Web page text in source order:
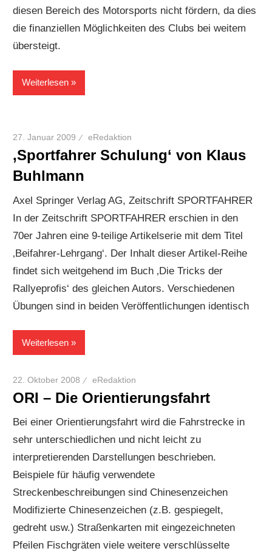
diesen Bereich des Motorsports nicht fördern, da dies
die finanziellen Möglichkeiten des Clubs bei weitem
übersteigt.
Weiterlesen
27. Januar 2009 eRedaktion
‚Sportfahrer Schulung‘ von Klaus
Buhlmann
Axel Springer Verlag AG, Zeitschrift SPORTFAHRER
In der Zeitschrift SPORTFAHRER erschien in den
70er Jahren eine 9-teilige Artikelserie mit dem Titel
‚Beifahrer-Lehrgang‘. Der Inhalt dieser Artikel-Reihe
findet sich weitgehend im Buch ‚Die Tricks der
Rallyeprofis‘ des gleichen Autors. Verschiedenen
Übungen sind in beiden Veröffentlichungen identisch
Weiterlesen
22. Oktober 2008 eRedaktion
ORI – Die Orientierungsfahrt
Bei einer Orientierungsfahrt wird die Fahrstrecke in
sehr unterschiedlichen und nicht leicht zu
interpretierenden Darstellungen beschrieben.
Beispiele für häufig verwendete
Streckenbeschreibungen sind Chinesenzeichen
Modifizierte Chinesenzeichen (z.B. gespiegelt,
gedreht usw.) Straßenkarten mit eingezeichneten
Pfeilen Fischgräten viele weitere verschlüsselte